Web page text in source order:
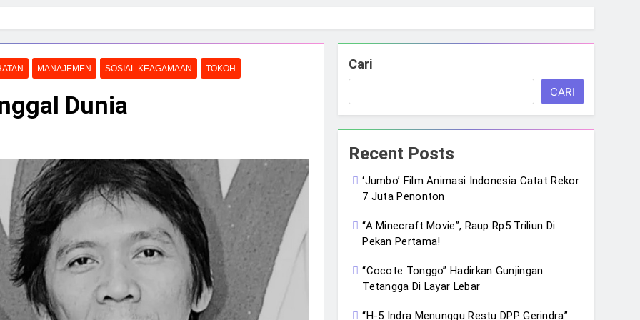
MANAJEMEN SOSIAL KEAGAMAAN TOKOH
Dunia
Cari
CARI
Recent Posts
‘Jumbo’ Film Animasi Indonesia Catat Rekor
7 Juta Penonton
“A Minecraft Movie”, Raup Rp5 Triliun Di
Pekan Pertama!
“Cocote Tonggo” Hadirkan Gunjingan
Tetangga Di Layar Lebar
“H-5 Indra Menunggu Restu DPP Gerindra”